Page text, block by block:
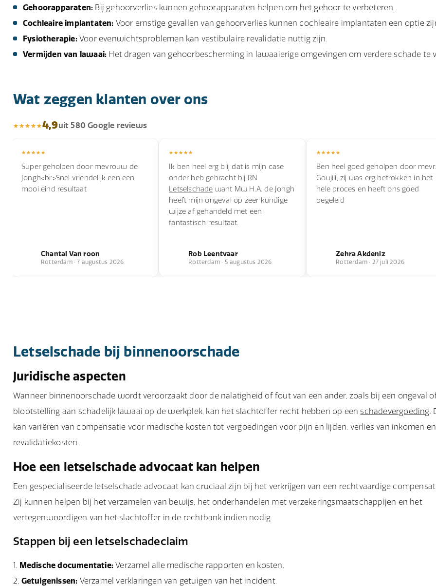
Gehoorapparaten: Bij gehoorverlies kunnen gehoorapparaten helpen om het gehoor te verbeteren.
Cochleaire implantaten: Voor ernstige gevallen van gehoorverlies kunnen cochleaire implantaten een optie
Fysiotherapie:Voor evenwichtsproblemen kan vestibulaire revalidatie nuttig zijn.
Vermijden van lawaai: Het dragen van gehoorbescherming in lawaaierige omgevingen om verdere schade te
Wat zeggen klanten over ons
4,9uit 580 Google reviews
Super geholpen door mevrouw de
Jongh<br>Snel vriendelijk een een
mooi eind resultaat
Chantal Van roon
Rotterdam · 7 augustus 2026
Ik ben heel erg blij dat is mijn case
onder heb gebracht bij RN
Letselschade want Mw H.A. de Jongh
heeft mijn ongeval op zeer kundige
wijze af gehandeld met een
fantastisch resultaat.
Rob Leentvaar
Rotterdam · 5 augustus 2026
Ben heel goed geholpen door mevr.
Goujili, zij was erg betrokken in het
hele proces en heeft ons goed
begeleid
Zehra Akdeniz
Rotterdam · 27 juli 2026
Letselschade bij binnenoorschade
Juridische aspecten
Wanneer binnenoorschade wordt veroorzaakt door de nalatigheid of fout van een ander, zoals bij een ongeval
blootstelling aan schadelijk lawaai op de werkplek, kan het slachtoffer recht hebben op een schadevergoeding.
kan variëren van compensatie voor medische kosten tot vergoedingen voor pijn en lijden, verlies van inkomen en
revalidatiekosten.
Hoe een letselschade advocaat kan helpen
Een gespecialiseerde letselschade advocaat kan cruciaal zijn bij het verkrijgen van een rechtvaardige
Zij kunnen helpen bij het verzamelen van bewijs, het onderhandelen met verzekeringsmaatschappijen en het
vertegenwoordigen van het slachtoffer in de rechtbank indien nodig.
Stappen bij een letselschadeclaim
Medische documentatie: Verzamel alle medische rapporten en kosten.
Getuigenissen: Verzamel verklaringen van getuigen van het incident.